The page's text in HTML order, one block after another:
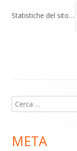
gr s
Statistiche del sito…
piè
pagina
Ricerca
per:
META